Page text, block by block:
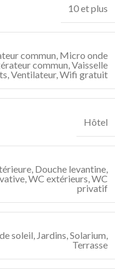
10 et plus
commun, Micro onde
commun,Vaisselle
,Ventilateur,Wifi gratuit
Hôtel
, Douche levantine,
,WC extérieurs,WC
privatif
soleil, Jardins,Solarium,
Terrasse